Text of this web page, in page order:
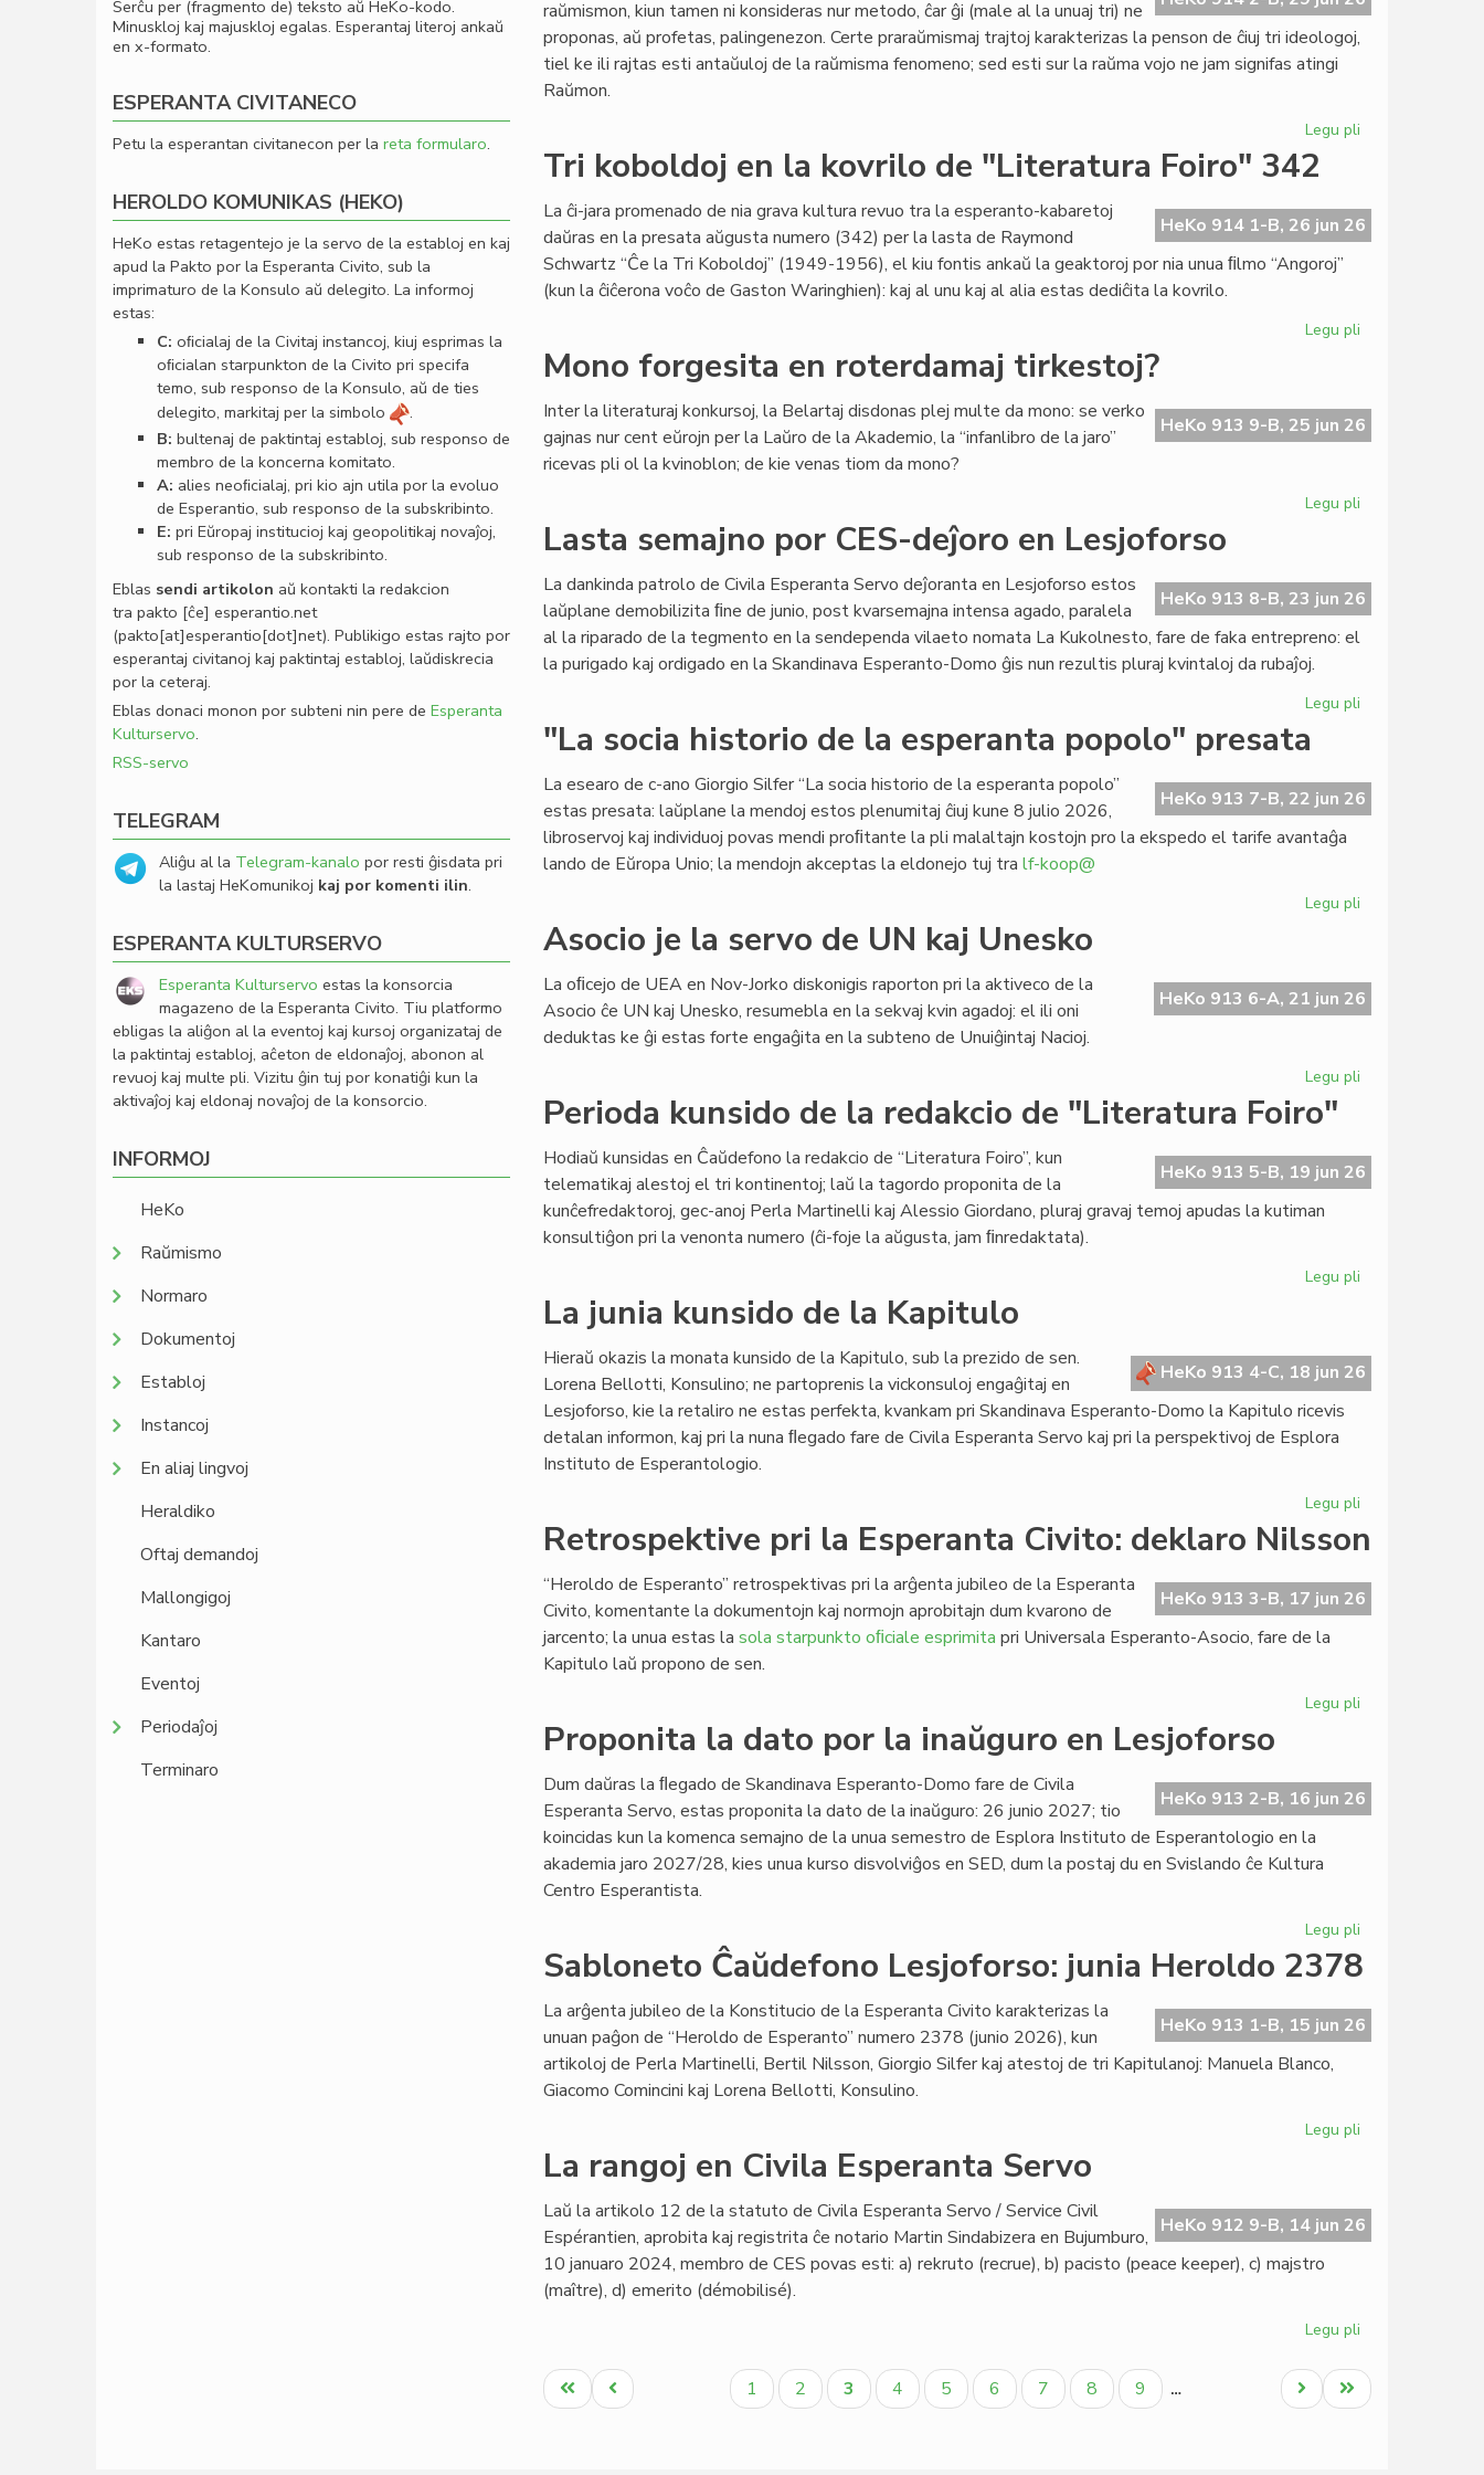
raŭmismon, kiun tamen ni konsideras nur metodo, ĉar ĝi (male al la unuaj tri) ne
proponas, aŭ profetas, palingenezon. Certe praraŭmismaj trajtoj karakterizas la penson de ĉiuj tri ideologoj,
tiel ke ili rajtas esti antaŭuloj de la raŭmisma fenomeno; sed esti sur la raŭma vojo ne jam signifas atingi
Raŭmon.
Legu pli
ĵus
presita
Tri koboldoj en la kovrilo de "Literatura Foiro" 342
HeKo 914 1-B, 26 jun 26
La ĉi-jara promenado de nia grava kultura revuo tra la esperanto-kabaretoj
daŭras en la presata aŭgusta numero (342) per la lasta de Raymond
Schwartz “Ĉe la Tri Koboldoj” (1949-1956), el kiu fontis ankaŭ la geaktoroj por nia unua ﬁlmo “Angoroj”
(kun la ĉiĉerona voĉo de Gaston Waringhien): kaj al unu kaj al alia estas dediĉita la kovrilo.
Legu pli
la
kovrilo
Mono forgesita en roterdamaj tirkestoj?
HeKo 913 9-B, 25 jun 26
Inter la literaturaj konkursoj, la Belartaj disdonas plej multe da mono: se verko
gajnas nur cent eŭrojn per la Laŭro de la Akademio, la “infanlibro de la jaro”
ricevas pli ol la kvinoblon; de kie venas tiom da mono?
Legu pli
roterdamaj
tirkestoj?
Lasta semajno por CES-deĵoro en Lesjoforso
HeKo 913 8-B, 23 jun 26
La dankinda patrolo de Civila Esperanta Servo deĵoranta en Lesjoforso estos
laŭplane demobilizita ﬁne de junio, post kvarsemajna intensa agado, paralela
al la riparado de la tegmento en la sendependa vilaeto nomata La Kukolnesto, fare de faka entrepreno: el
la purigado kaj ordigado en la Skandinava Esperanto-Domo ĝis nun rezultis pluraj kvintaloj da rubaĵoj.
Legu pli
CES-
deĵoro
"La socia historio de la esperanta popolo" presata
HeKo 913 7-B, 22 jun 26
La esearo de c-ano Giorgio Silfer “La socia historio de la esperanta popolo”
estas presata: laŭplane la mendoj estos plenumitaj ĉiuj kune 8 julio 2026,
libroservoj kaj individuoj povas mendi proﬁtante la pli malaltajn kostojn pro la ekspedo el tarife avantaĝa
lando de Eŭropa Unio; la mendojn akceptas la eldonejo tuj tra lf-koop@
Legu pli
de
la
Asocio je la servo de UN kaj Unesko
HeKo 913 6-A, 21 jun 26
La oﬁcejo de UEA en Nov-Jorko diskonigis raporton pri la aktiveco de la
Asocio ĉe UN kaj Unesko, resumebla en la sekvaj kvin agadoj: el ili oni
deduktas ke ĝi estas forte engaĝita en la subteno de Unuiĝintaj Nacioj.
Legu pli
servo
de
Perioda kunsido de la redakcio de "Literatura Foiro"
HeKo 913 5-B, 19 jun 26
Hodiaŭ kunsidas en Ĉaŭdefono la redakcio de “Literatura Foiro”, kun
telematikaj alestoj el tri kontinentoj; laŭ la tagordo proponita de la
kunĉefredaktoroj, gec-anoj Perla Martinelli kaj Alessio Giordano, pluraj gravaj temoj apudas la kutiman
konsultiĝon pri la venonta numero (ĉi-foje la aŭgusta, jam ﬁnredaktata).
Legu pli
la
redakcio
La junia kunsido de la Kapitulo
HeKo 913 4-C, 18 jun 26
Hieraŭ okazis la monata kunsido de la Kapitulo, sub la prezido de sen.
Lorena Bellotti, Konsulino; ne partoprenis la vickonsuloj engaĝitaj en
Lesjoforso, kie la retaliro ne estas perfekta, kvankam pri Skandinava Esperanto-Domo la Kapitulo ricevis
detalan informon, kaj pri la nuna ﬂegado fare de Civila Esperanta Servo kaj pri la perspektivoj de Esplora
Instituto de Esperantologio.
Legu pli
junia
de
la
Retrospektive pri la Esperanta Civito: deklaro Nilsson
HeKo 913 3-B, 17 jun 26
“Heroldo de Esperanto” retrospektivas pri la arĝenta jubileo de la Esperanta
Civito, komentante la dokumentojn kaj normojn aprobitajn dum kvarono de
jarcento; la unua estas la sola starpunkto oﬁciale esprimita pri Universala Esperanto-Asocio, fare de la
Kapitulo laŭ propono de sen.
Legu pli
Esperanta
Civito:
Proponita la dato por la inaŭguro en Lesjoforso
HeKo 913 2-B, 16 jun 26
Dum daŭras la ﬂegado de Skandinava Esperanto-Domo fare de Civila
Esperanta Servo, estas proponita la dato de la inaŭguro: 26 junio 2027; tio
koincidas kun la komenca semajno de la unua semestro de Esplora Instituto de Esperantologio en la
akademia jaro 2027/28, kies unua kurso disvolviĝos en SED, dum la postaj du en Svislando ĉe Kultura
Centro Esperantista.
Legu pli
Proponita
la
por
la
Sabloneto Ĉaŭdefono Lesjoforso: junia Heroldo 2378
HeKo 913 1-B, 15 jun 26
La arĝenta jubileo de la Konstitucio de la Esperanta Civito karakterizas la
unuan paĝon de “Heroldo de Esperanto” numero 2378 (junio 2026), kun
artikoloj de Perla Martinelli, Bertil Nilsson, Giorgio Silfer kaj atestoj de tri Kapitulanoj: Manuela Blanco,
Giacomo Comincini kaj Lorena Bellotti, Konsulino.
Legu pli
junia
Heroldo
La rangoj en Civila Esperanta Servo
HeKo 912 9-B, 14 jun 26
Laŭ la artikolo 12 de la statuto de Civila Esperanta Servo / Service Civil
Espérantien, aprobita kaj registrita ĉe notario Martin Sindabizera en Bujumburo,
10 januaro 2024, membro de CES povas esti: a) rekruto (recrue), b) pacisto (peace keeper), c) majstro
(maître), d) emerito (démobilisé).
Legu pli
rangoj
en
Pagination
Unua
paĝo
Antaŭa
paĝo
Paĝo
1 Paĝo
2
Aktuala
paĝo
3 Paĝo
4 Paĝo
5 Paĝo
6 Paĝo
7 Paĝo
8 Paĝo
9 …
Last
page
Next
page
Serĉu per (fragmento de) teksto aŭ HeKo-kodo.
Minuskloj kaj majuskloj egalas. Esperantaj literoj ankaŭ
en x-formato.
ESPERANTA CIVITANECO
Petu la esperantan civitanecon per la reta formularo.
HEROLDO KOMUNIKAS (HEKO)
HeKo estas retagentejo je la servo de la establoj en kaj
apud la Pakto por la Esperanta Civito, sub la
imprimaturo de la Konsulo aŭ delegito. La informoj
estas:
C: oﬁcialaj de la Civitaj instancoj, kiuj esprimas la
oﬁcialan starpunkton de la Civito pri specifa
temo, sub responso de la Konsulo, aŭ de ties
delegito, markitaj per la simbolo
.
B: bultenaj de paktintaj establoj, sub responso de
membro de la koncerna komitato.
A: alies neoﬁcialaj, pri kio ajn utila por la evoluo
de Esperantio, sub responso de la subskribinto.
E: pri Eŭropaj institucioj kaj geopolitikaj novaĵoj,
sub responso de la subskribinto.
Eblas sendi artikolon aŭ kontakti la redakcion
tra pakto [ĉe] esperantio.net
(pakto[at]esperantio[dot]net). Publikigo estas rajto por
esperantaj civitanoj kaj paktintaj establoj, laŭdiskrecia
por la ceteraj.
Eblas donaci monon por subteni nin pere de Esperanta
Kulturservo.
RSS-servo
TELEGRAM
Aliĝu al la Telegram-kanalo por resti ĝisdata pri
la lastaj HeKomunikoj kaj por komenti ilin.
ESPERANTA KULTURSERVO
Esperanta Kulturservo estas la konsorcia
magazeno de la Esperanta Civito. Tiu platformo
ebligas la aliĝon al la eventoj kaj kursoj organizataj de
la paktintaj establoj, aĉeton de eldonaĵoj, abonon al
revuoj kaj multe pli. Vizitu ĝin tuj por konatiĝi kun la
aktivaĵoj kaj eldonaj novaĵoj de la konsorcio.
INFORMOJ
HeKo
Raŭmismo
Normaro
Dokumentoj
Establoj
Instancoj
En aliaj lingvoj
Heraldiko
Oftaj demandoj
Mallongigoj
Kantaro
Eventoj
Periodaĵoj
Terminaro